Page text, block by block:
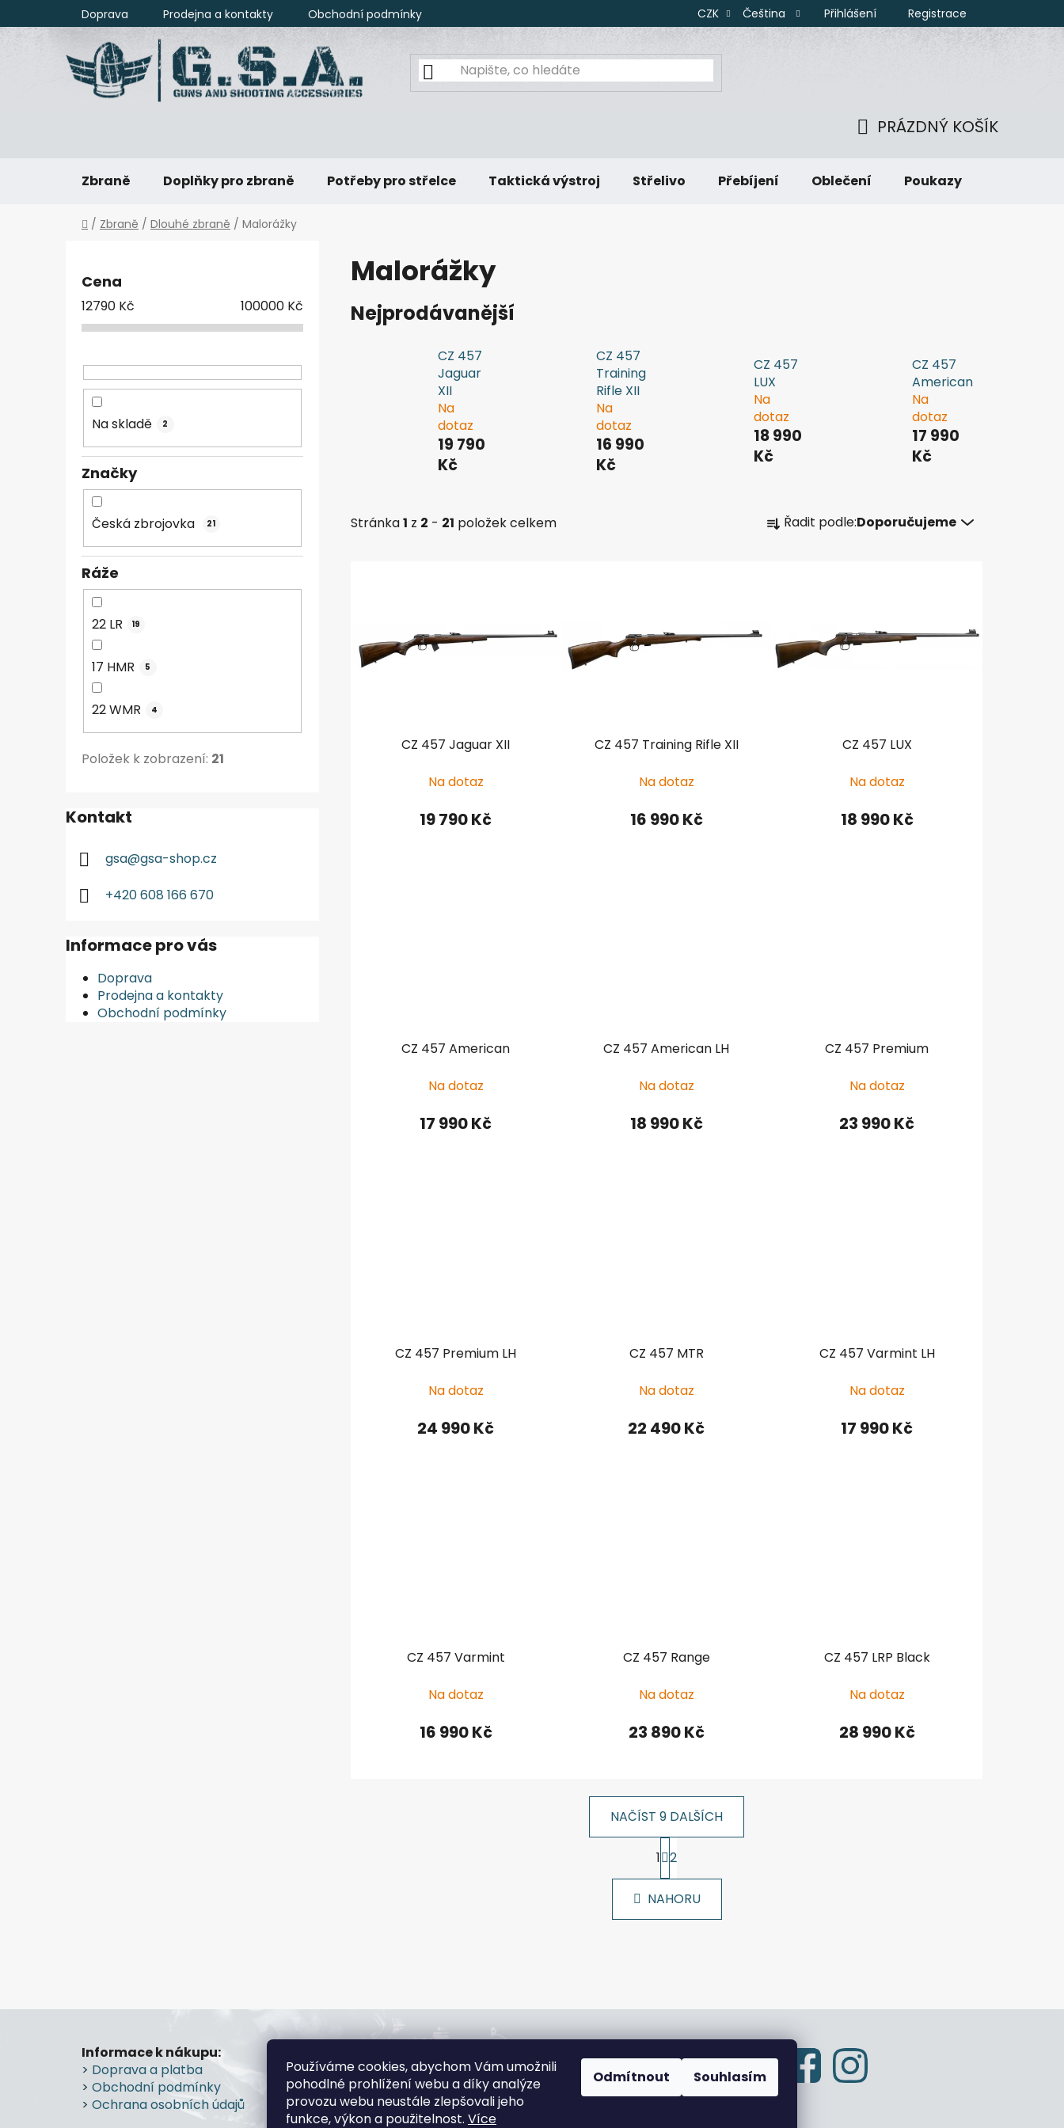
Používáme cookies, abychom Vám umožnili
pohodlné prohlížení webu a díky analýze
provozu webu neustále zlepšovali jeho
funkce, výkon a použitelnost. Více
Odmítnout Souhlasím
na
Doprava Prodejna a kontakty Obchodní podmínky CZK Čeština Přihlášení Registrace
KOŠÍK
PRÁZDNÝ KOŠÍK
Zbraně Doplňky pro zbraně Potřeby pro střelce Taktická výstroj Střelivo Přebíjení Oblečení Poukazy
Domů
/ Zbraně / Dlouhé zbraně / Malorážky
Cena
12790 Kč 100000 Kč
Na skladě 2
Značky
Česká zbrojovka 21
Ráže
22 LR 19
17 HMR 5
22 WMR 4
Položek k zobrazení: 21
Kontakt
gsa@gsa-shop.cz
+420 608 166 670
Informace pro vás
Doprava
Prodejna a kontakty
Obchodní podmínky
Malorážky
Nejprodávanější
CZ 457
Jaguar
XII
Na
dotaz
19 790
Kč
CZ 457
Training
Rifle XII
Na
dotaz
16 990
Kč
CZ 457
LUX
Na
dotaz
18 990
Kč
CZ 457
American
Na
dotaz
17 990
Kč
Stránka1 z 2 - 21 položek celkem a
o
Řadit podle:Doporučujeme
s
p
CZ 457 Jaguar XII
Na dotaz
19 790 Kč
CZ 457 Training Rifle XII
Na dotaz
16 990 Kč
CZ 457 LUX
Na dotaz
18 990 Kč
CZ 457 American
Na dotaz
17 990 Kč
CZ 457 American LH
Na dotaz
18 990 Kč
CZ 457 Premium
Na dotaz
23 990 Kč
CZ 457 Premium LH
Na dotaz
24 990 Kč
CZ 457 MTR
Na dotaz
22 490 Kč
CZ 457 Varmint LH
Na dotaz
17 990 Kč
CZ 457 Varmint
Na dotaz
16 990 Kč
CZ 457 Range
Na dotaz
23 890 Kč
CZ 457 LRP Black
Na dotaz
28 990 Kč
O
v
l
á
p
v
k
y
v
NAČÍST 9 DALŠÍCH
S
t
r
á
n
k
1 2
NAHORU
Informace k nákupu:
> Doprava a platba
> Obchodní podmínky
> Ochrana osobních údajů
Průmyslová 4544/1c,
Prostějov
>Více informací
+420 608 166 670
gsa@gsa-shop.cz